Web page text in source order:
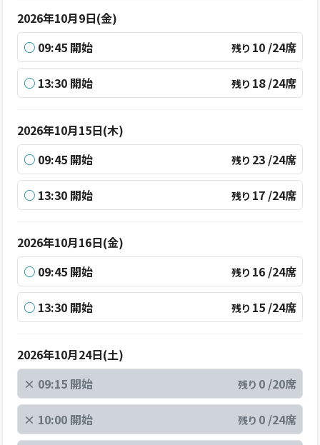
2026年10月9日(金)
○ 09:45 開始 残り10 /24席
○ 13:30 開始 残り18 /24席
2026年10月15日(木)
○ 09:45 開始 残り23 /24席
○ 13:30 開始 残り17 /24席
2026年10月16日(金)
○ 09:45 開始 残り16 /24席
○ 13:30 開始 残り15 /24席
2026年10月24日(土)
× 09:15 開始 残り0 /20席
× 10:00 開始 残り0 /24席